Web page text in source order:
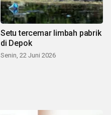
Setu tercemar limbah pabrik
di Depok
Senin, 22 Juni 2026